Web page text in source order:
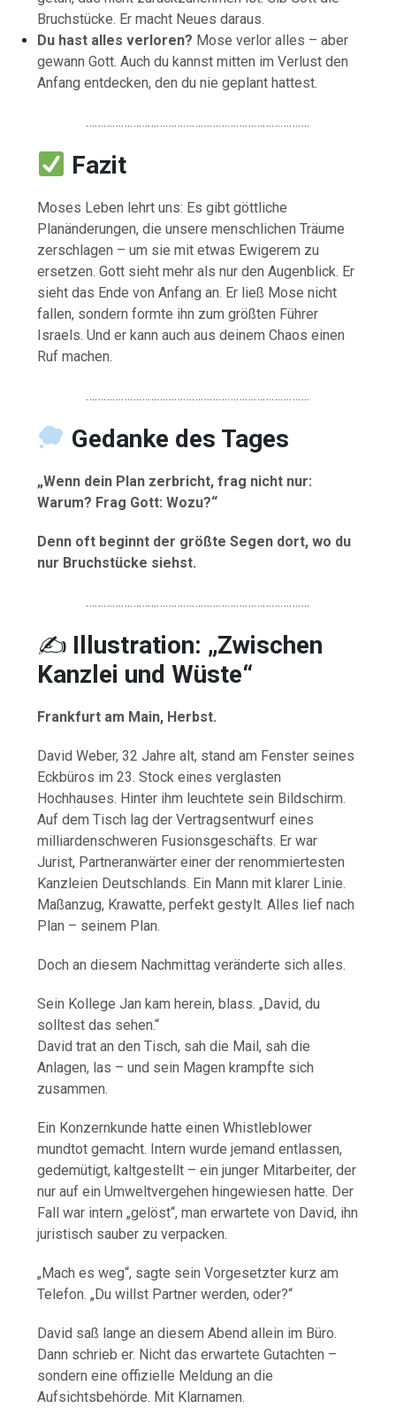
Bruchstücke. Er macht Neues daraus.
Du hast alles verloren? Mose verlor alles – aber
gewann Gott. Auch du kannst mitten im Verlust den
Anfang entdecken, den du nie geplant hattest.
………………………………………………………………….
Fazit
Moses Leben lehrt uns: Es gibt göttliche
Planänderungen, die unsere menschlichen Träume
zerschlagen – um sie mit etwas Ewigerem zu
ersetzen. Gott sieht mehr als nur den Augenblick. Er
sieht das Ende von Anfang an. Er ließ Mose nicht
fallen, sondern formte ihn zum größten Führer
Israels. Und er kann auch aus deinem Chaos einen
Ruf machen.
………………………………………………………………….
Gedanke des Tages
„Wenn dein Plan zerbricht, frag nicht nur:
Warum? Frag Gott: Wozu?“
Denn oft beginnt der größte Segen dort, wo du
nur Bruchstücke siehst.
………………………………………………………………….
✍️ Illustration: „Zwischen
Kanzlei und Wüste“
Frankfurt am Main, Herbst.
David Weber, 32 Jahre alt, stand am Fenster seines
Eckbüros im 23. Stock eines verglasten
Hochhauses. Hinter ihm leuchtete sein Bildschirm.
Auf dem Tisch lag der Vertragsentwurf eines
milliardenschweren Fusionsgeschäfts. Er war
Jurist, Partneranwärter einer der renommiertesten
Kanzleien Deutschlands. Ein Mann mit klarer Linie.
Maßanzug, Krawatte, perfekt gestylt. Alles lief nach
Plan – seinem Plan.
Doch an diesem Nachmittag veränderte sich alles.
Sein Kollege Jan kam herein, blass. „David, du
solltest das sehen.“
David trat an den Tisch, sah die Mail, sah die
Anlagen, las – und sein Magen krampfte sich
zusammen.
Ein Konzernkunde hatte einen Whistleblower
mundtot gemacht. Intern wurde jemand entlassen,
gedemütigt, kaltgestellt – ein junger Mitarbeiter, der
nur auf ein Umweltvergehen hingewiesen hatte. Der
Fall war intern „gelöst“, man erwartete von David, ihn
juristisch sauber zu verpacken.
„Mach es weg“, sagte sein Vorgesetzter kurz am
Telefon. „Du willst Partner werden, oder?“
David saß lange an diesem Abend allein im Büro.
Dann schrieb er. Nicht das erwartete Gutachten –
sondern eine offizielle Meldung an die
Aufsichtsbehörde. Mit Klarnamen.